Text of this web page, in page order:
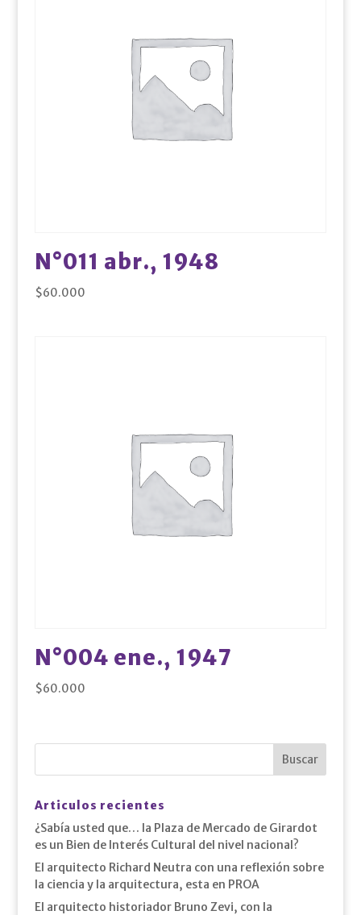
N°011 abr., 1948
$60.000
N°004 ene., 1947
$60.000
Articulos recientes
¿Sabía usted que… la Plaza de Mercado de Girardot
es un Bien de Interés Cultural del nivel nacional?
El arquitecto Richard Neutra con una reflexión sobre
la ciencia y la arquitectura, esta en PROA
El arquitecto historiador Bruno Zevi, con la